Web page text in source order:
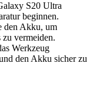
S20 Ultra
beginnen.
den Akku, um
zu vermeiden.
Werkzeug
den Akku sicher zu